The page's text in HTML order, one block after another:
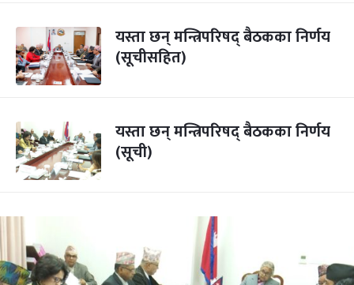
यस्ता छन् मन्त्रिपरिषद् बैठकका निर्णय
(सूचीसहित)
यस्ता छन् मन्त्रिपरिषद् बैठकका निर्णय
(सूची)